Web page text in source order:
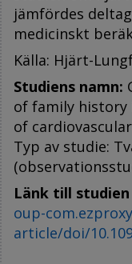
jämfördes
medicinskt
Källa: Hjärt-
Studiens namn:
of family history
of
Typ av studie:
Länk till
oup-
article/doi/